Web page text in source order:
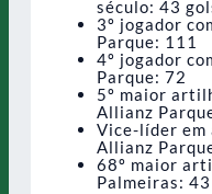
século: 43
3º jogador
Parque: 111
4º jogador
Parque: 72
5º maior
Allianz
Vice-líder em
Allianz
68º maior
Palmeiras: